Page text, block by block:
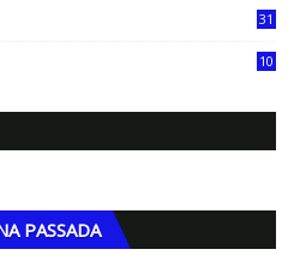
31
10
PASSADA